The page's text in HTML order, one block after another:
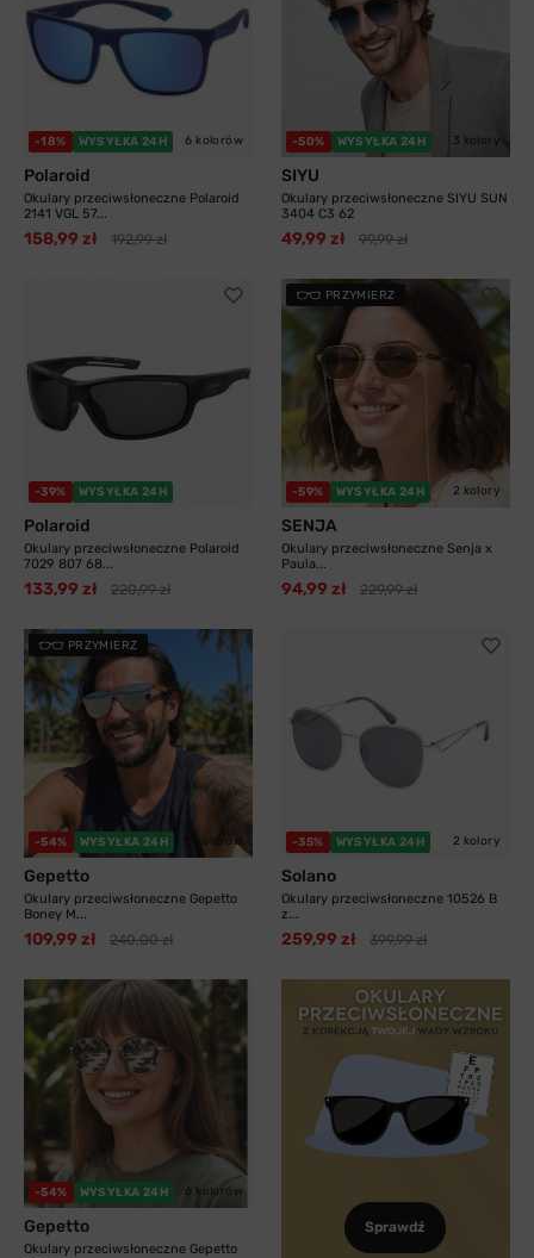
-18% WYSYŁKA 24H 6 kolorów
Polaroid
Okulary przeciwsłoneczne Polaroid
2141 VGL 57...
158,99 zł 192,99 zł
-50% WYSYŁKA 24H 3 kolory
SIYU
Okulary przeciwsłoneczne SIYU SUN
3404 C3 62
49,99 zł 99,99 zł
-39% WYSYŁKA 24H
Polaroid
Okulary przeciwsłoneczne Polaroid
7029 807 68...
133,99 zł 220,99 zł
PRZYMIERZ
-59% WYSYŁKA 24H 2 kolory
SENJA
Okulary przeciwsłoneczne Senja x
Paula...
94,99 zł 229,99 zł
PRZYMIERZ
-54% WYSYŁKA 24H 11 kolorów
Gepetto
Okulary przeciwsłoneczne Gepetto
Boney M...
109,99 zł 240,00 zł
-35% WYSYŁKA 24H 2 kolory
Solano
Okulary przeciwsłoneczne 10526 B
z...
259,99 zł 399,99 zł
-54% WYSYŁKA 24H 6 kolorów
Gepetto
Okulary przeciwsłoneczne Gepetto
Sprawdź